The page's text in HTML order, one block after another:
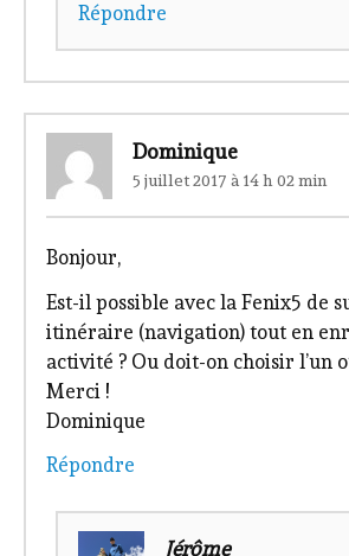
Répondre
Dominique
5 juillet 2017 à 14 h 02 min
Bonjour,
Est-il possible avec la Fenix5 de
itinéraire (navigation) tout en
activité ? Ou doit-on choisir l’un
Merci !
Dominique
Répondre
Jérôme